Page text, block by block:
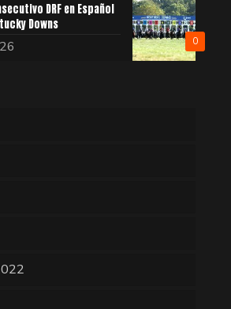
0
DRF en Español
Downs